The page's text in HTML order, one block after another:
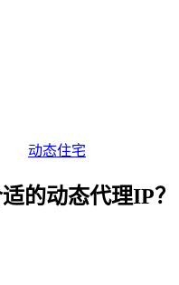
动态住宅
的动态代理IP？